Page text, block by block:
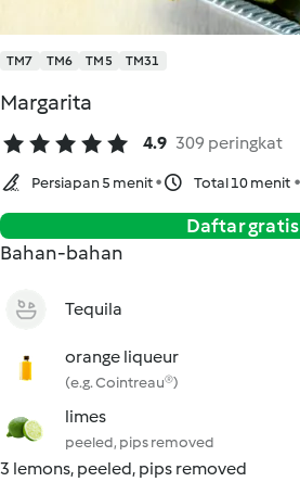
TM7 TM6 TM5 TM31
Margarita
4.9 309 peringkat
Persiapan 5 menit Total 10 menit
Daftar gratis
Bahan-bahan
Tequila
orange liqueur
(e.g. Cointreau®)
limes
peeled, pips removed
3 lemons, peeled, pips removed